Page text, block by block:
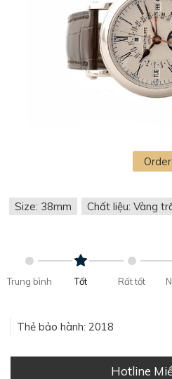
Order
Size: 38mm Chất liệu: Vàng
Trung bình Tốt Rất tốt
Thẻ bảo hành: 2018
Hotline